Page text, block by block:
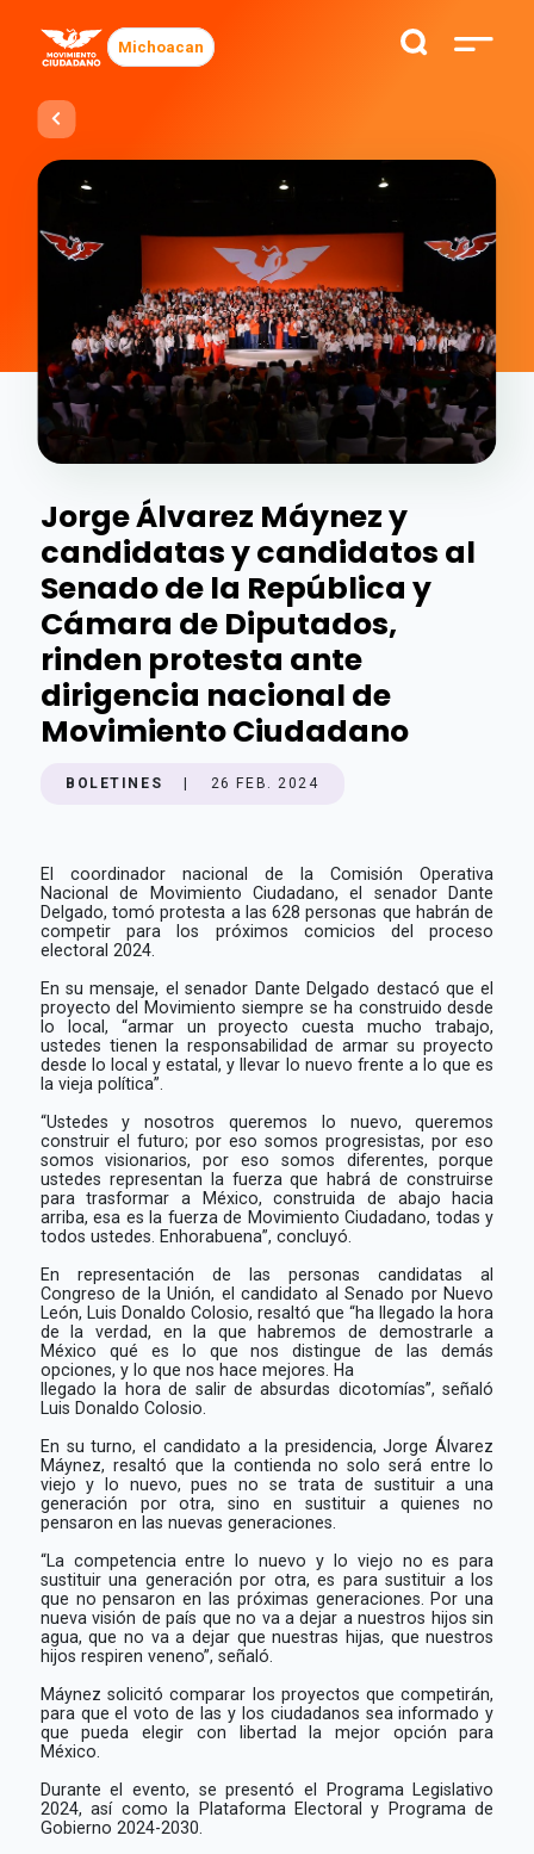
Michoacan
Jorge Álvarez Máynez y
candidatas y candidatos al
Senado de la República y
Cámara de Diputados,
rinden protesta ante
dirigencia nacional de
Movimiento Ciudadano
BOLETINES 26 FEB. 2024
El coordinador nacional de la Comisión Operativa
Nacional de Movimiento Ciudadano, el senador Dante
Delgado, tomó protesta a las 628 personas que habrán de
competir para los próximos comicios del proceso
electoral 2024.
En su mensaje, el senador Dante Delgado destacó que el
proyecto del Movimiento siempre se ha construido desde
lo local, “armar un proyecto cuesta mucho trabajo,
ustedes tienen la responsabilidad de armar su proyecto
desde lo local y estatal, y llevar lo nuevo frente a lo que es
la vieja política”.
“Ustedes y nosotros queremos lo nuevo, queremos
construir el futuro; por eso somos progresistas, por eso
somos visionarios, por eso somos diferentes, porque
ustedes representan la fuerza que habrá de construirse
para trasformar a México, construida de abajo hacia
arriba, esa es la fuerza de Movimiento Ciudadano, todas y
todos ustedes. Enhorabuena”, concluyó.
En representación de las personas candidatas al
Congreso de la Unión, el candidato al Senado por Nuevo
León, Luis Donaldo Colosio, resaltó que “ha llegado la hora
de la verdad, en la que habremos de demostrarle a
México qué es lo que nos distingue de las demás
opciones, y lo que nos hace mejores. Ha
llegado la hora de salir de absurdas dicotomías”, señaló
Luis Donaldo Colosio.
En su turno, el candidato a la presidencia, Jorge Álvarez
Máynez, resaltó que la contienda no solo será entre lo
viejo y lo nuevo, pues no se trata de sustituir a una
generación por otra, sino en sustituir a quienes no
pensaron en las nuevas generaciones.
“La competencia entre lo nuevo y lo viejo no es para
sustituir una generación por otra, es para sustituir a los
que no pensaron en las próximas generaciones. Por una
nueva visión de país que no va a dejar a nuestros hijos sin
agua, que no va a dejar que nuestras hijas, que nuestros
hijos respiren veneno”, señaló.
Máynez solicitó comparar los proyectos que competirán,
para que el voto de las y los ciudadanos sea informado y
que pueda elegir con libertad la mejor opción para
México.
Durante el evento, se presentó el Programa Legislativo
2024, así como la Plataforma Electoral y Programa de
Gobierno 2024-2030.